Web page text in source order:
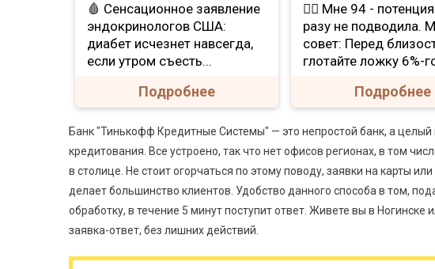
🩸 Сенсационное заявление
эндокринологов США:
диабет исчезнет навсегда,
если утром съесть...
Подробнее
❤️‍🔥 Мне 94 -
разу не подводила.
совет: Перед
глотайте ложку 6%-
Подробнее
Банк "Тинькофф Кредитные Системы" — это непростой банк, а
кредитования. Все устроено, так что нет офисов регионах, в том
в столице. Не стоит огорчаться по этому поводу, заявки на карты
делает большинство клиентов. Удобство данного способа в том,
обработку, в течение 5 минут поступит ответ. Живете вы в Ногинске
заявка-ответ, без лишних действий.